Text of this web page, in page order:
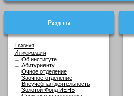
Разделы
Главная
Информация
→ Об институте
→ Абитуриенту
→ Очное отделение
→ Заочное отделение
→ Внеучебная деятельность
→ Золотой Фонд ИЕНБ